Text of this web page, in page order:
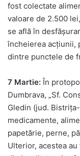
fost colectate
valoare de 2.500
se află în
încheierea acțiunii,
dintre punctele de
7 Martie: În
Dumbrava, „Sf.
Gledin (jud.
medicamente,
papetărie, perne,
Ulterior, acestea